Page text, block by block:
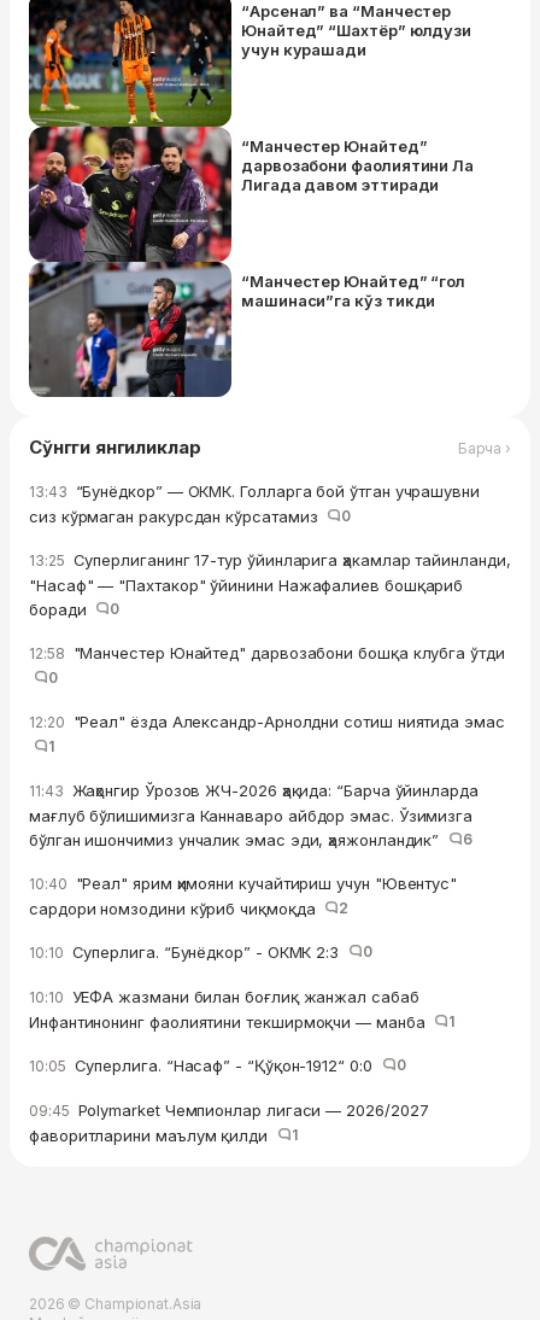
“Арсенал” ва “Манчестер
Юнайтед” “Шахтёр” юлдузи
учун курашади
“Манчестер Юнайтед”
дарвозабони фаолиятини Ла
Лигада давом эттиради
“Манчестер Юнайтед” “гол
машинаси”га кўз тикди
Сўнгги янгиликлар Барча ›
13:43 “Бунёдкор” — ОКМК. Голларга бой ўтган учрашувни
сиз кўрмаган ракурсдан кўрсатамиз
0
13:25 Суперлиганинг 17-тур ўйинларига ҳакамлар тайинланди,
"Насаф" — "Пахтакор" ўйинини Нажафалиев бошқариб
боради
0
12:58 "Манчестер Юнайтед" дарвозабони бошқа клубга ўтди
0
12:20 "Реал" ёзда Александр-Арнолдни сотиш ниятида эмас
1
11:43 Жаҳонгир Ўрозов ЖЧ-2026 ҳақида: “Барча ўйинларда
мағлуб бўлишимизга Каннаваро айбдор эмас. Ўзимизга
бўлган ишончимиз унчалик эмас эди, ҳаяжонландик”
6
10:40 "Реал" ярим ҳимояни кучайтириш учун "Ювентус"
сардори номзодини кўриб чиқмоқда
2
10:10 Суперлига. “Бунёдкор” - ОКМК 2:3 0
10:10 УЕФА жазмани билан боғлиқ жанжал сабаб
Инфантинонинг фаолиятини текширмоқчи — манба
1
10:05 Суперлига. “Насаф” - “Қўқон-1912“ 0:0 0
09:45 Polymarket Чемпионлар лигаси — 2026/2027
фаворитларини маълум қилди
1
2026 © Championat.Asia